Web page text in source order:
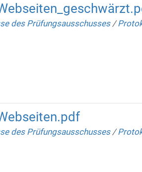
des Prüfungsausschusses /
des Prüfungsausschusses /